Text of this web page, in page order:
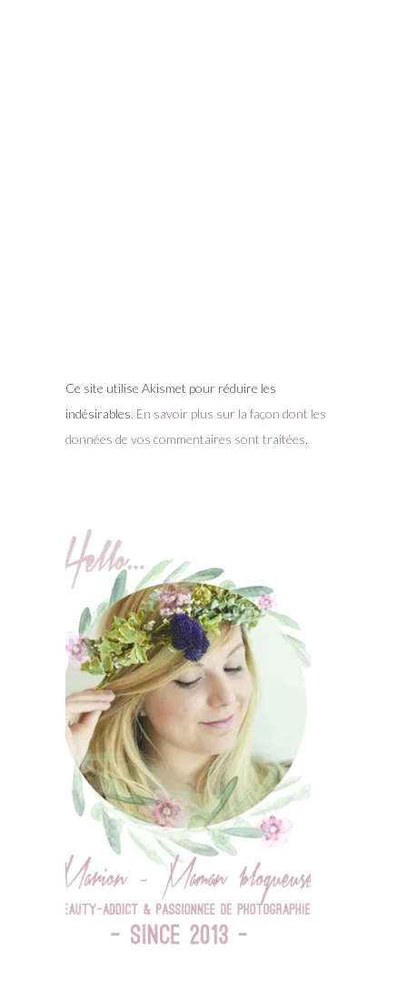
Ce site utilise Akismet pour réduire les
indésirables. En savoir plus sur la façon dont les
données de vos commentaires sont traitées.